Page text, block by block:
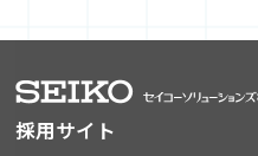
採用サイト